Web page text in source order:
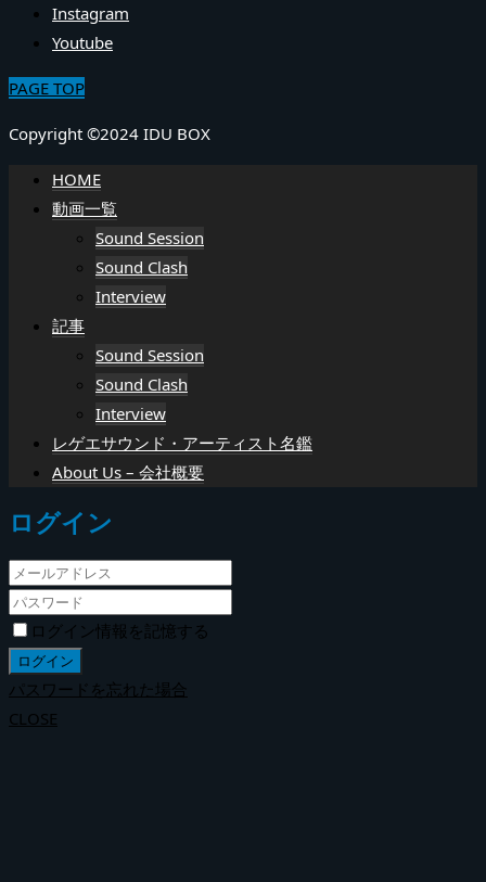
Instagram
Youtube
PAGE TOP
Copyright ©2024 IDU BOX
HOME
動画一覧
Sound Session
Sound Clash
Interview
記事
Sound Session
Sound Clash
Interview
レゲエサウンド・アーティスト名鑑
About Us – 会社概要
ログイン
ログイン情報を記憶する
パスワードを忘れた場合
CLOSE